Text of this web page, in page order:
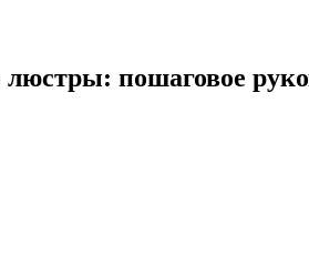
пошаговое